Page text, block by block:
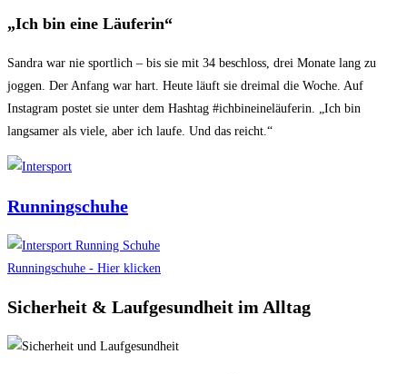
„Ich bin eine Läuferin“
Sandra war nie sportlich – bis sie mit 34 beschloss, drei Monate lang zu
joggen. Der Anfang war hart. Heute läuft sie dreimal die Woche. Auf
Instagram postet sie unter dem Hashtag #ichbineineläuferin. „Ich bin
langsamer als viele, aber ich laufe. Und das reicht.“
Runningschuhe
Runningschuhe - Hier klicken
Sicherheit & Laufgesundheit im Alltag